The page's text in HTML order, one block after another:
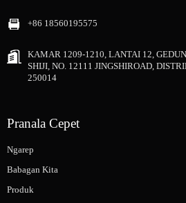
+86 18560195575
KAMAR 1209-1210, LANTAI 12,
SHIJI, NO. 12111 JINGSHIROAD,
250014
Pranala Cepet
Ngarep
Babagan Kita
Produk